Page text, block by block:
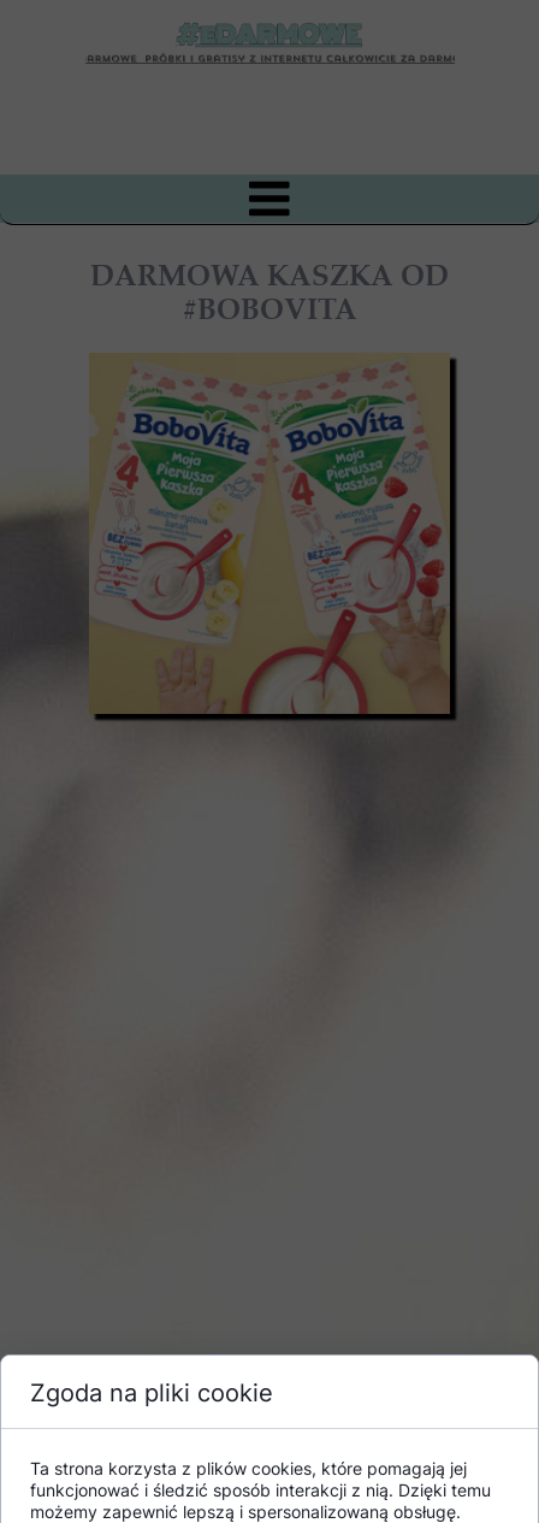
DARMOWA KASZKA OD
#BOBOVITA
Zgoda na pliki cookie
Ta strona korzysta z plików cookies, które pomagają jej
funkcjonować i śledzić sposób interakcji z nią. Dzięki temu
możemy zapewnić lepszą i spersonalizowaną obsługę.